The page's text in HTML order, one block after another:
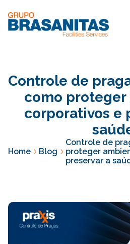
Controle de
como proteger
corporativos e
Home Blog
Controle de
proteger
preservar a